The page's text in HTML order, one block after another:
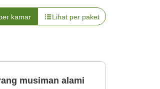
kamar Lihat per paket
musiman alami